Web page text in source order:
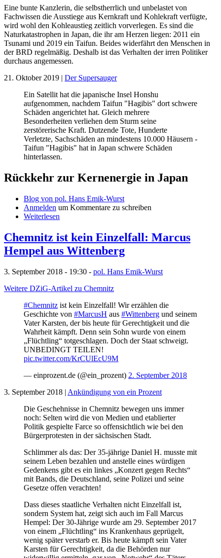
Eine bunte Kanzlerin, die selbstherrlich und unbelastet von
Fachwissen die Ausstiege aus Kernkraft und Kohlekraft verfügte,
wird wohl den Kohleaustieg zeitlich vorverlegen. Es sind die
Naturkatastrophen in Japan, die ihr am Herzen liegen: 2011 ein
Tsunami und 2019 ein Taifun. Beides widerfährt den Menschen in
der BRD regelmäßig. Deshalb ist das Verhalten der irren Politiker
durchaus angemessen.
21. Oktober 2019 | Der Supersauger
Ein Satellit hat die japanische Insel Honshu
aufgenommen, nachdem Taifun "Hagibis" dort schwere
Schäden angerichtet hat. Gleich mehrere
Besonderheiten verliehen dem Sturm seine
zerstörerische Kraft. Dutzende Tote, Hunderte
Verletzte, Sachschäden an mindestens 10.000 Häusern -
Taifun "Hagibis" hat in Japan schwere Schäden
hinterlassen.
Rückkehr zur Kernenergie in Japan
Blog von pol. Hans Emik-Wurst
Anmelden um Kommentare zu schreiben
Weiterlesen
Chemnitz ist kein Einzelfall: Marcus
Hempel aus Wittenberg
3. September 2018 - 19:30 - pol. Hans Emik-Wurst
Weitere DZiG-Artikel zu Chemnitz
#Chemnitz ist kein Einzelfall! Wir erzählen die
Geschichte von #MarcusH aus #Wittenberg und seinem
Vater Karsten, der bis heute für Gerechtigkeit und die
Wahrheit kämpft. Denn sein Sohn wurde von einem
„Flüchtling“ totgeschlagen. Doch der Staat schweigt.
UNBEDINGT TEILEN!
pic.twitter.com/KrCUlEcU9M
— einprozent.de (@ein_prozent) 2. September 2018
3. September 2018 | Ankündigung von ein Prozent
Die Geschehnisse in Chemnitz bewegen uns immer
noch: Selten wird die von Medien und etablierter
Politik gespielte Farce so offensichtlich wie bei den
Bürgerprotesten in der sächsischen Stadt.
Schlimmer als das: Der 35-jährige Daniel H. musste mit
seinem Leben bezahlen und anstelle eines würdigen
Gedenkens gibt es ein linkes „Konzert gegen Rechts“
mit Bands, die Deutschland, seine Polizei und seine
Gesetze offen verachten!
Dass dieses staatliche Verhalten nicht Einzelfall ist,
sondern System hat, zeigt sich auch im Fall Marcus
Hempel: Der 30-Jährige wurde am 29. September 2017
von einem „Flüchtling“ ins Krankenhaus geprügelt,
wenig später verstarb er. Bis heute kämpft sein Vater
Karsten für Gerechtigkeit, da die Behörden nur